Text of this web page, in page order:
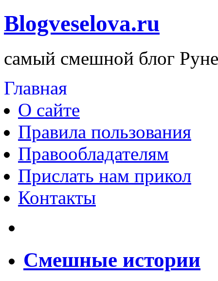
Blogveselova.ru
самый смешной блог
Главная
О сайте
Правила пользования
Правообладателям
Прислать нам прикол
Контакты
Смешные истории